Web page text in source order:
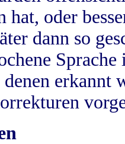
hat, oder
dann so
erkannt